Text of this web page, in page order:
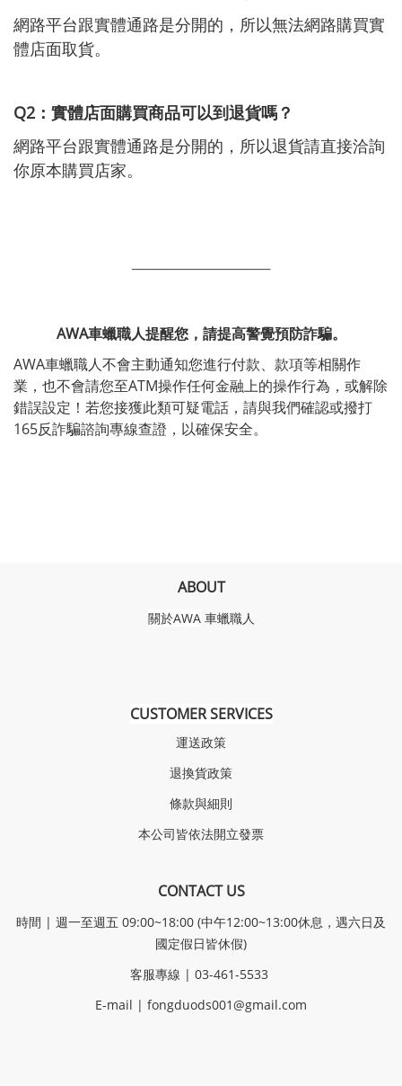
網路平台跟實體通路是分開的，所以無法網路購買實
體店面取貨。
Q2：實體店面購買商品可以到退貨嗎？
網路平台跟實體通路是分開的，所以退貨請直接洽詢
你原本購買店家。
──────────────
AWA車蠟職人提醒您，請提高警覺預防詐騙。
AWA車蠟職人不會主動通知您進行付款、款項等相關作
業，也不會請您至ATM操作任何金融上的操作行為，或解除
錯誤設定！若您接獲此類可疑電話，請與我們確認或撥打
165反詐騙諮詢專線查證，以確保安全。
ABOUT
關於AWA 車蠟職人
CUSTOMER SERVICES
運送政策
退換貨政策
條款與細則
本公司皆依法開立發票
CONTACT US
時間 | 週一至週五 09:00~18:00 (中午12:00~13:00休息，遇六日及
國定假日皆休假)
客服專線 | 03-461-5533
E-mail | fongduods001@gmail.com